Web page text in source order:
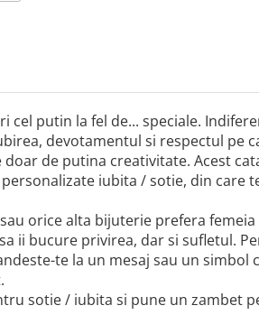
cel putin la fel de... speciale.
devotamentul si respectul pe
de putina creativitate. Acest
iubita / sotie, din care
orice alta bijuterie prefera
ii bucure privirea, dar si sufletul.
te la un mesaj sau un simbol
sotie / iubita si pune un zambet